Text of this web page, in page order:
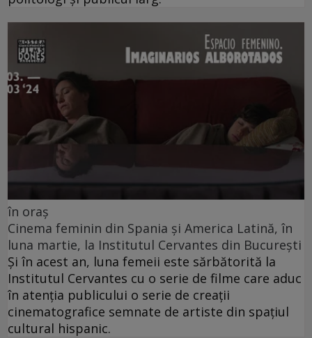
în oraș
Cinema feminin din Spania și America Latină, în
luna martie, la Institutul Cervantes din București
Și în acest an, luna femeii este sărbătorită la
Institutul Cervantes cu o serie de filme care aduc
în atenția publicului o serie de creații
cinematografice semnate de artiste din spațiul
cultural hispanic.